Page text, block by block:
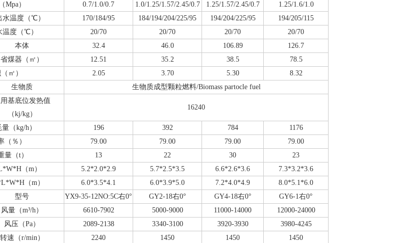
Mpa）
0.7/1.0/0.7 1.0/1.25/1.57/2.45/0.7 1.25/1.57/2.45/0.7
1.25/1.6/1.0
温度（℃）
170/184/95 184/194/204/225/95 194/204/225/95
194/205/115
度（℃）
20/70 20/70 20/70
20/70
本体 32.4 46.0 106.89
126.7
省煤器（㎡）
12.51 35.2 38.5
78.5
㎡）
2.05 3.70 5.30 8.32
生物质
生物质成型颗粒燃料/Biomass partocle fuel
基底位发热值
（kj/kg）
16240
（kg/h） 196 392 784
1176
（％）
79.00 79.00 79.00
79.00
量（t）
13 22 30
23
（m）
5.2*2.0*2.9 5.7*2.5*3.5 6.6*2.6*3.6
7.3*3.2*3.6
（m）
6.0*3.5*4.1 6.0*3.9*5.0 7.2*4.0*4.9 8.0*5.1*6.0
型号 YX9-35-12NO:5C右0° GY2-18右0° GY4-18右0°
GY6-1右0°
风量（m³/h）
6610-7902 5000-9000 11000-14000
12000-24000
风压（Pa）
2089-2138 3340-3100 3920-3930
3980-4245
转速（r/min）
2240 1450 1450 1450